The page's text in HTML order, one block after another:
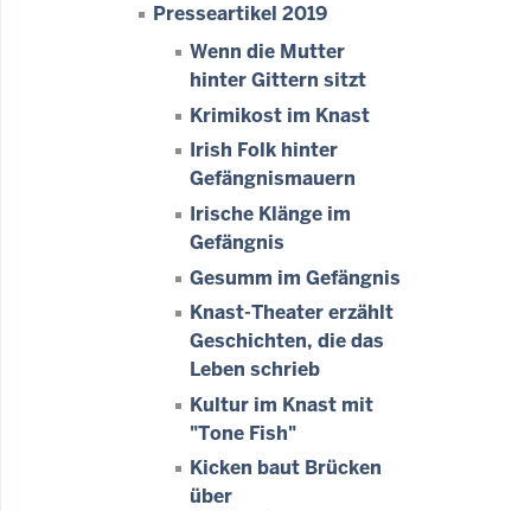
Presseartikel 2019
Wenn die Mutter
hinter Gittern sitzt
Krimikost im Knast
Irish Folk hinter
Gefängnismauern
Irische Klänge im
Gefängnis
Gesumm im Gefängnis
Knast-Theater erzählt
Geschichten, die das
Leben schrieb
Kultur im Knast mit
"Tone Fish"
Kicken baut Brücken
über